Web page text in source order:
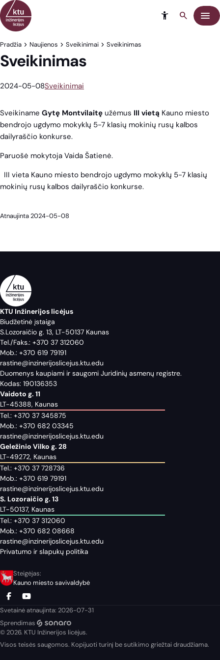
Eiti į turinį
Meniu
Pradžia Naujienos Sveikinimai Sveikinimas
Sveikinimas
2024-05-08Sveikinimai
Sveikiname Gytę Montvilaitę užėmus III vietą Kauno miesto
bendrojo ugdymo mokyklų 5-7 klasių mokinių rusų kalbos
dailyraščio konkurse.
Paruošė mokytoja Vaida Šatienė.
III vieta Kauno miesto bendrojo ugdymo mokyklų 5-7 klasių
mokinių rusų kalbos dailyraščio konkurse.
Atnaujinta 2024-05-08
KTU Inžinerijos licėjus
Biudžetinė įstaiga
S.Lozoraičio g. 13, LT-50137 Kaunas
Tel./Faks.: +370 37 312060
Mob.: +370 619 79191
rastine@inzinerijoslicejus.ktu.edu
Duomenys kaupiami ir saugomi Juridinių asmenų registre.
Kodas: 190136353
Vaidoto g. 11
LT-45388, Kaunas
Tel.: +370 37 345875
Mob.: +370 682 03345
rastine@inzinerijoslicejus.ktu.edu
Geležinio Vilko g. 28
LT-49272, Kaunas
Tel.: +370 37 728736
Mob.: +370 619 79191
rastine@inzinerijoslicejus.ktu.edu
S. Lozoraičio g. 13
LT-50137, Kaunas
Tel.: +370 37 312060
Mob.: +370 682 08668
rastine@inzinerijoslicejus.ktu.edu
Privatumo ir slapukų politika
Steigėjas:
Kauno miesto savivaldybė
© 2026. KTU Inžinerijos licėjus.
Visos teisės saugomos. Kopijuoti turinį be sutikimo griežtai draudžiama.
Svetainė atnaujinta: 2026-07-31
Sprendimas